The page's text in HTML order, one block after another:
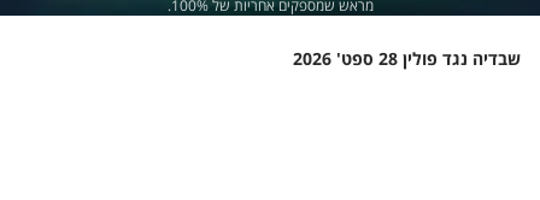
מראש שמספקים אחריות של 100%.
שבדיה נגד פולין 28 ספט' 2026